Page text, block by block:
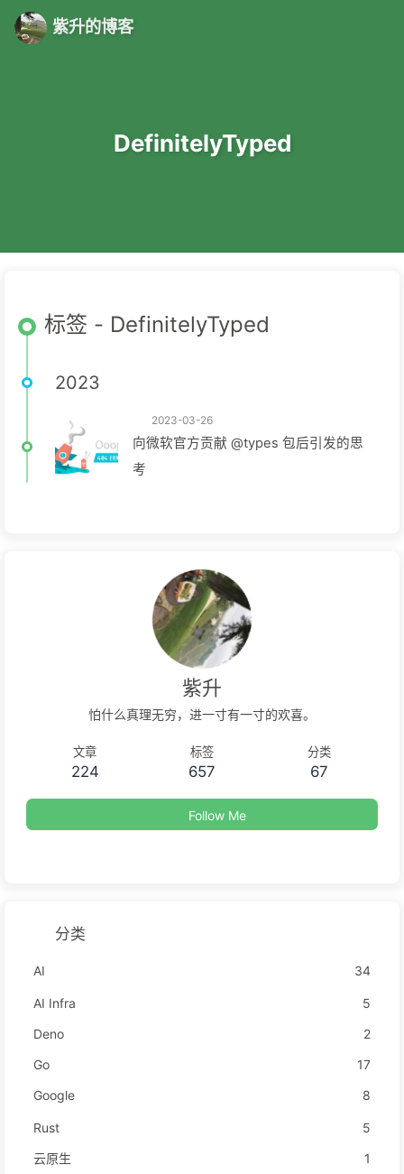
紫升的博客
DefinitelyTyped
标签 - DefinitelyTyped
2023
2023-03-26
向微软官方贡献 @types 包后引发的思
考
紫升
怕什么真理无穷，进一寸有一寸的欢喜。
文章
224
标签
657
分类
67
Follow Me
分类
AI 34
AI Infra
5
Deno
2
Go
17
Google
8
Rust
5
云原生
1